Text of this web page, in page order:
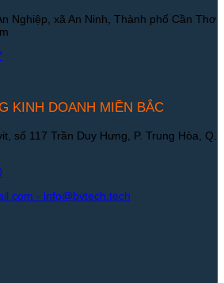
Nghiệp, xã An Ninh, Thành phố Cần Thơ
KINH DOANH MIỀN BẮC
số 117 Trần Duy Hưng, P. Trung Hòa, Q.
- info@bvtech.tech